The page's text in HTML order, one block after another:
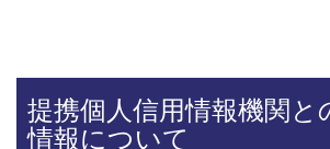
提携個人信用情報機関と
情報について